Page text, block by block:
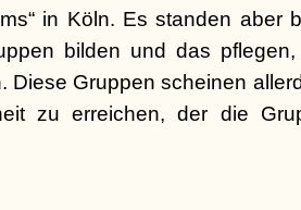
in Köln. Es standen aber
bilden und das
Diese Gruppen scheinen
zu erreichen, der die